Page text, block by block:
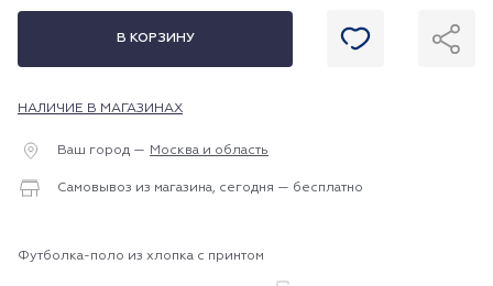
В КОРЗИНУ
НАЛИЧИЕ В МАГАЗИНАХ
Ваш город — Москва и область
Самовывоз из магазина, сегодня — бесплатно
Футболка-поло из хлопка с принтом